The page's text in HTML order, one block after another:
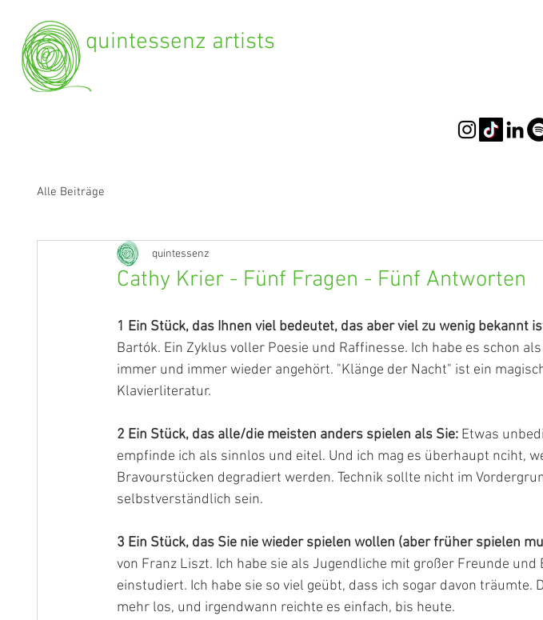
quintessenz artists
Alle Beiträge
Cathy Krier - Fünf Fragen - Fünf Antworten
quintessenz
1 Ein Stück, das Ihnen viel bedeutet, das aber viel zu wenig bekannt
Bartók. Ein Zyklus voller Poesie und Raffinesse. Ich habe es schon
immer und immer wieder angehört. "Klänge der Nacht" ist ein
Klavierliteratur.
2 Ein Stück, das alle/die meisten anders spielen als Sie: Etwas
empfinde ich als sinnlos und eitel. Und ich mag es überhaupt nciht,
Bravourstücken degradiert werden. Technik sollte nicht im
selbstverständlich sein.
3 Ein Stück, das Sie nie wieder spielen wollen (aber früher spielen
von Franz Liszt. Ich habe sie als Jugendliche mit großer Freunde
einstudiert. Ich habe sie so viel geübt, dass ich sogar davon träumte.
mehr los, und irgendwann reichte es einfach, bis heute.